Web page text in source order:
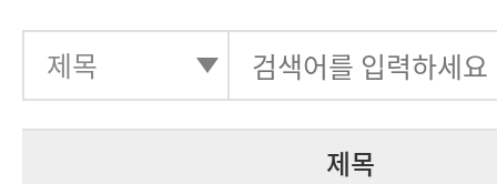
제목